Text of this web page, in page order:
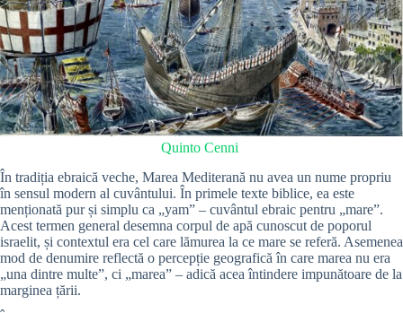
Quinto Cenni
În tradiția ebraică veche, Marea Mediterană nu avea un nume propriu
în sensul modern al cuvântului. În primele texte biblice, ea este
menționată pur și simplu ca „yam” – cuvântul ebraic pentru „mare”.
Acest termen general desemna corpul de apă cunoscut de poporul
israelit, și contextul era cel care lămurea la ce mare se referă. Asemenea
mod de denumire reflectă o percepție geografică în care marea nu era
„una dintre multe”, ci „marea” – adică acea întindere impunătoare de la
marginea țării.